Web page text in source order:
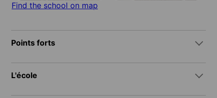
Find the school on map
Points forts
L'école